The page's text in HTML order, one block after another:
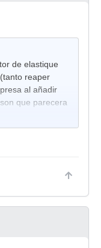
de elastique
reaper
al añadir
que parecera
nada, y te
ejecutas te pide